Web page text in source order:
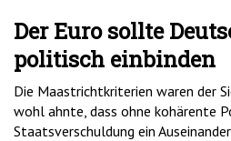
Der Euro sollte
politisch einbinden
Die Maastrichtkriterien waren der
wohl ahnte, dass ohne kohärente
Staatsverschuldung ein